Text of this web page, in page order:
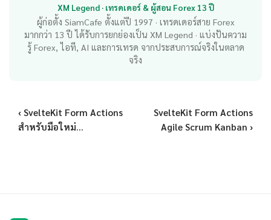
XM Legend · เทรดเดอร์ & ผู้สอน Forex 13 ปี
ผู้ก่อตั้ง SiamCafe ตั้งแต่ปี 1997 · เทรดเดอร์สาย Forex
มากกว่า 13 ปี ได้รับการยกย่องเป็น XM Legend · แบ่งปันความ
รู้ Forex, ไอที, AI และการเทรด จากประสบการณ์จริงในตลาด
จริง
‹ SvelteKit Form Actions
สำหรับมือใหม่...
SvelteKit Form Actions
Agile Scrum Kanban ›